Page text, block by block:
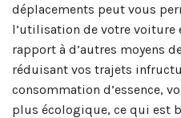
déplacements peut vous
l’utilisation de votre voiture
rapport à d’autres moyens
réduisant vos trajets
consommation d’essence,
plus écologique, ce qui est